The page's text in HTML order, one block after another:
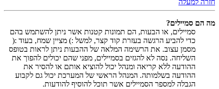
חזרה למעלה
מה הם סמיילים?
סמיילים, או הבעות, הם תמונות קטנות אשר ניתן להשתמש בהם
כדי להביע הרגשה בעזרת קוד קצר, למשל :) מציין שמח, בעוד :(
מסמן עצוב. את הרשימה המלאה של ההבעות ניתן לראות בטופס
השליחה. נסה לא להגזים בסמיילים, מפני שהם יכולים להפוך את
ההודעה ללא קריאה ומנהל יכול להוציא אותם או להסיר את
ההודעה בשלמותה. המנהל הראשי של המערכת יכול גם לקבוע
הגבלה למספר הסמיילים אשר תוכל להוסיף להודעות.